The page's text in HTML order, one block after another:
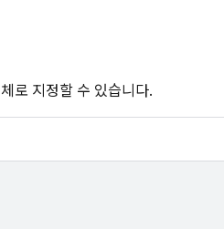
로 지정할 수 있습니다.